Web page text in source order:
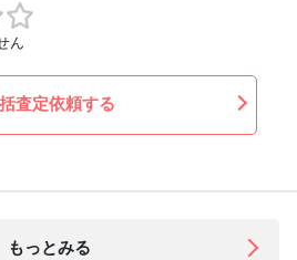
ん
査定依頼する
もっとみる